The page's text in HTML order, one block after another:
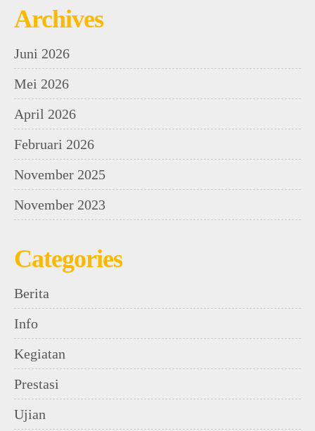
Archives
Juni 2026
Mei 2026
April 2026
Februari 2026
November 2025
November 2023
Categories
Berita
Info
Kegiatan
Prestasi
Ujian